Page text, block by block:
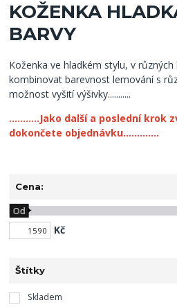
KOŽENKA
BARVY
Koženka ve hladkém stylu, v různých
kombinovat barevnost lemování s
možnost vyšití výšivky...........
...........Jako další a poslední krok
dokončete objednávku.............
Cena:
Kč
Od
Štítky
Skladem